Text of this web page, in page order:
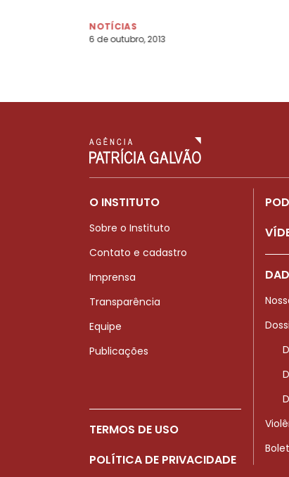
NOTÍCIAS
6 de outubro, 2013
O INSTITUTO
Sobre o Instituto
Contato e cadastro
Imprensa
Transparência
Equipe
Publicações
TERMOS DE USO
POLÍTICA DE PRIVACIDADE